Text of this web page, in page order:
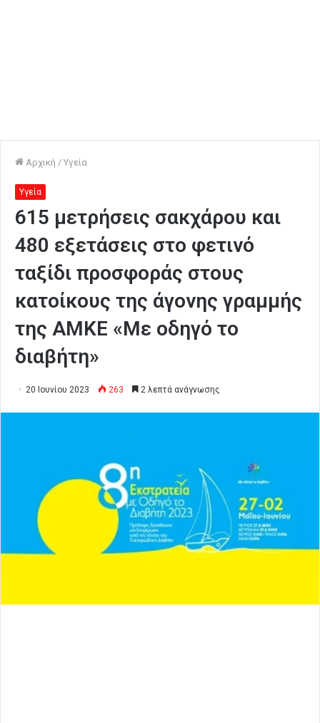
Αρχική / Υγεία
Υγεία
615 μετρήσεις σακχάρου και
480 εξετάσεις στο φετινό
ταξίδι προσφοράς στους
κατοίκους της άγονης γραμμής
της ΑΜΚΕ «Με οδηγό το
διαβήτη»
20 Ιουνίου 2023 263 2 λεπτά ανάγνωσης